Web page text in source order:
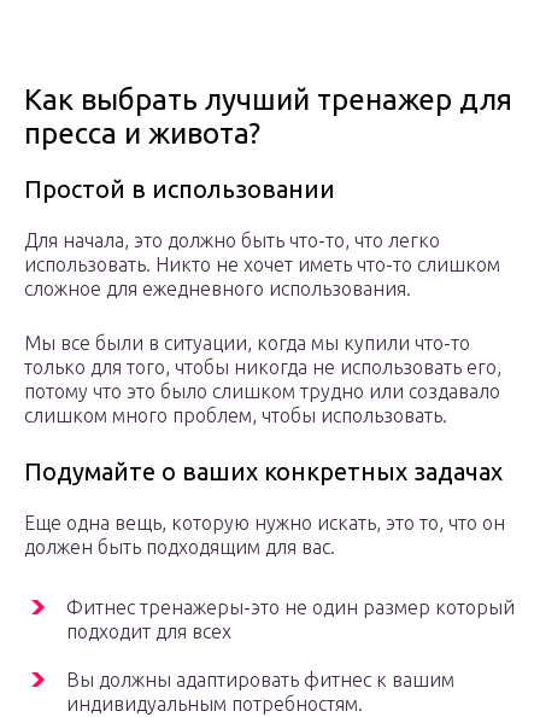
Как выбрать лучший тренажер для
пресса и живота?
Простой в использовании
Для начала, это должно быть что-то, что легко
использовать. Никто не хочет иметь что-то слишком
сложное для ежедневного использования.
Мы все были в ситуации, когда мы купили что-то
только для того, чтобы никогда не использовать его,
потому что это было слишком трудно или создавало
слишком много проблем, чтобы использовать.
Подумайте о ваших конкретных задачах
Еще одна вещь, которую нужно искать, это то, что он
должен быть подходящим для вас.
Фитнес тренажеры-это не один размер который
подходит для всех
Вы должны адаптировать фитнес к вашим
индивидуальным потребностям.